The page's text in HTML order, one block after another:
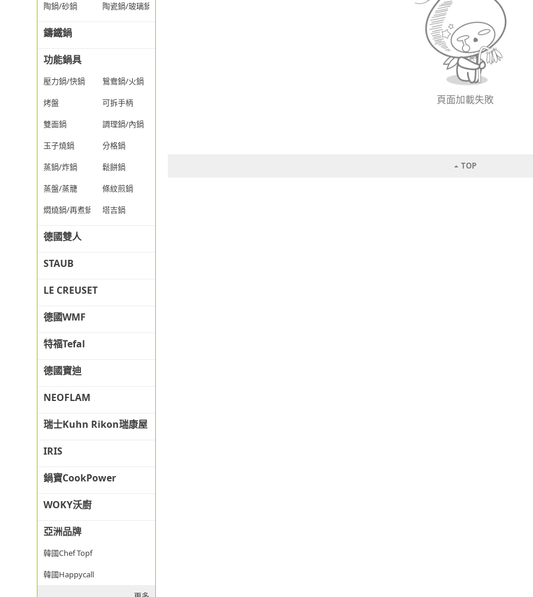
陶鍋/砂鍋
陶瓷鍋/玻璃鍋/透明鍋
鑄鐵鍋
功能鍋具
壓力鍋/快鍋
鴛鴦鍋/火鍋
烤盤
可拆手柄
雙面鍋
調理鍋/內鍋
玉子燒鍋
分格鍋
蒸鍋/炸鍋
鬆餅鍋
蒸盤/蒸籠
條紋煎鍋
燜燒鍋/再煮鍋
塔吉鍋
德國雙人
STAUB
LE CREUSET
德國WMF
特福Tefal
德國寶迪
NEOFLAM
瑞士Kuhn Rikon瑞康屋
IRIS
鍋寶CookPower
WOKY沃廚
亞洲品牌
韓國Chef Topf
韓國Happycall
頁面加載失敗
TOP